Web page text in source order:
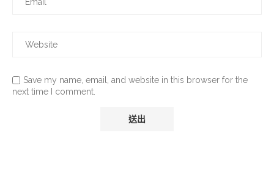
Save my name, email, and website in this browser for the
next time I comment.